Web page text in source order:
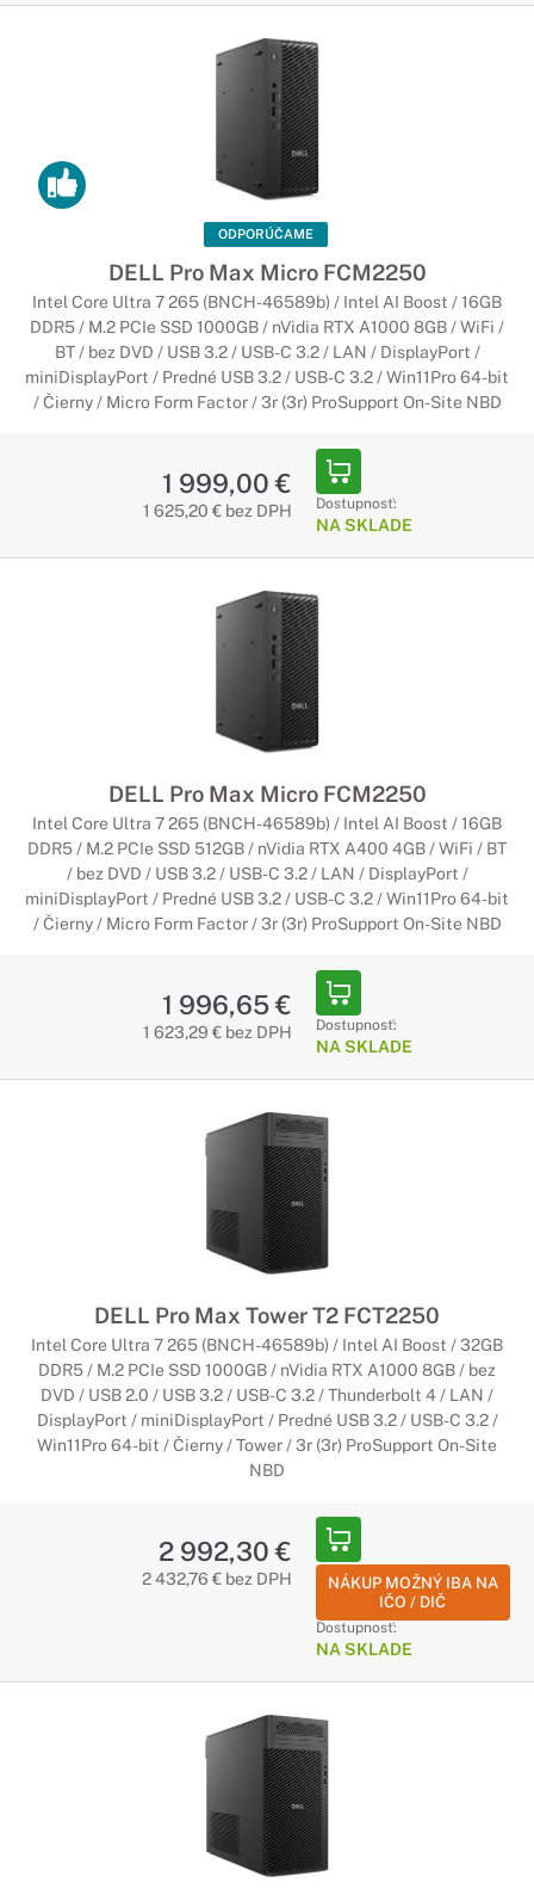
ODPORÚČAME
DELL Pro Max Micro FCM2250
Intel Core Ultra 7 265 (BNCH-46589b) / Intel AI Boost / 16GB
DDR5 / M.2 PCIe SSD 1000GB / nVidia RTX A1000 8GB / WiFi /
BT / bez DVD / USB 3.2 / USB-C 3.2 / LAN / DisplayPort /
miniDisplayPort / Predné USB 3.2 / USB-C 3.2 / Win11Pro 64-bit
/ Čierny / Micro Form Factor / 3r (3r) ProSupport On-Site NBD
1 999,00 €
1 625,20 € bez DPH Dostupnosť:
NA SKLADE
DELL Pro Max Micro FCM2250
Intel Core Ultra 7 265 (BNCH-46589b) / Intel AI Boost / 16GB
DDR5 / M.2 PCIe SSD 512GB / nVidia RTX A400 4GB / WiFi / BT
/ bez DVD / USB 3.2 / USB-C 3.2 / LAN / DisplayPort /
miniDisplayPort / Predné USB 3.2 / USB-C 3.2 / Win11Pro 64-bit
/ Čierny / Micro Form Factor / 3r (3r) ProSupport On-Site NBD
1 996,65 €
1 623,29 € bez DPH Dostupnosť:
NA SKLADE
DELL Pro Max Tower T2 FCT2250
Intel Core Ultra 7 265 (BNCH-46589b) / Intel AI Boost / 32GB
DDR5 / M.2 PCIe SSD 1000GB / nVidia RTX A1000 8GB / bez
DVD / USB 2.0 / USB 3.2 / USB-C 3.2 / Thunderbolt 4 / LAN /
DisplayPort / miniDisplayPort / Predné USB 3.2 / USB-C 3.2 /
Win11Pro 64-bit / Čierny / Tower / 3r (3r) ProSupport On-Site
NBD
2 992,30 €
2 432,76 € bez DPH
NÁKUP MOŽNÝ IBA NA
IČO / DIČ
Dostupnosť:
NA SKLADE